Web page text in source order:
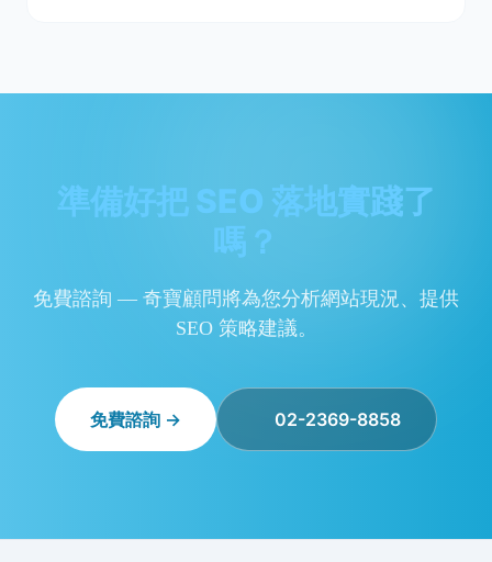
準備好把 SEO 落地實踐了
嗎？
免費諮詢 — 奇寶顧問將為您分析網站現況、提供
SEO 策略建議。
免費諮詢 → 02-2369-8858